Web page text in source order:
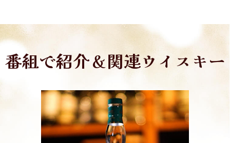
番組で紹介＆関連ウイスキー